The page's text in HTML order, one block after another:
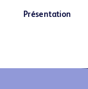
Présentation